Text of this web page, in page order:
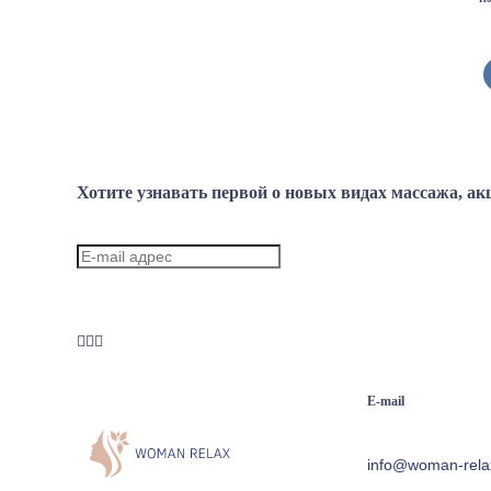
Хотите узнавать первой о новых видах массажа,
E-mail
info@woman-